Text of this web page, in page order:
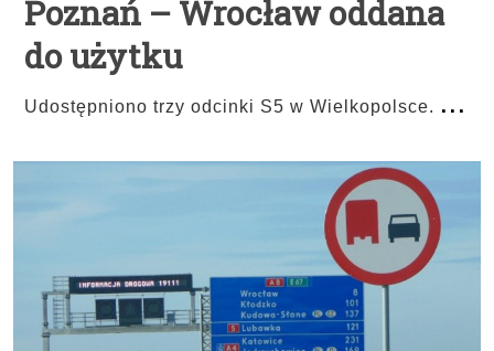
Poznań – Wrocław oddana
do użytku
Udostępniono trzy odcinki S5 w Wielkopolsce. ...